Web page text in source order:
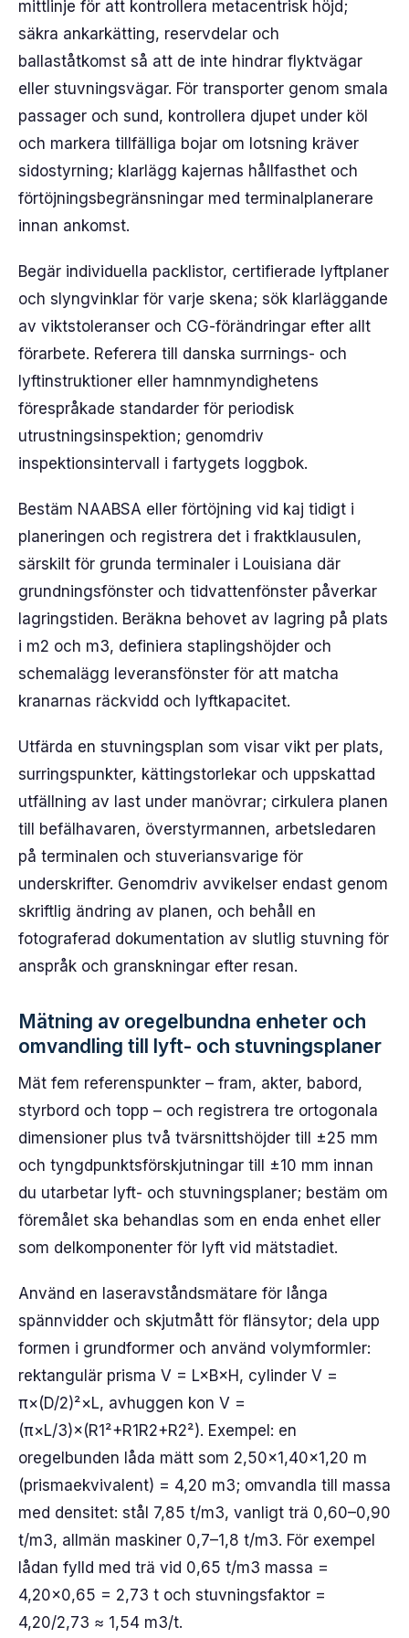
mittlinje för att kontrollera metacentrisk höjd;
säkra ankarkätting, reservdelar och
ballaståtkomst så att de inte hindrar flyktvägar
eller stuvningsvägar. För transporter genom smala
passager och sund, kontrollera djupet under köl
och markera tillfälliga bojar om lotsning kräver
sidostyrning; klarlägg kajernas hållfasthet och
förtöjningsbegränsningar med terminalplanerare
innan ankomst.
Begär individuella packlistor, certifierade lyftplaner
och slyngvinklar för varje skena; sök klarläggande
av viktstoleranser och CG-förändringar efter allt
förarbete. Referera till danska surrnings- och
lyftinstruktioner eller hamnmyndighetens
förespråkade standarder för periodisk
utrustningsinspektion; genomdriv
inspektionsintervall i fartygets loggbok.
Bestäm NAABSA eller förtöjning vid kaj tidigt i
planeringen och registrera det i fraktklausulen,
särskilt för grunda terminaler i Louisiana där
grundningsfönster och tidvattenfönster påverkar
lagringstiden. Beräkna behovet av lagring på plats
i m2 och m3, definiera staplingshöjder och
schemalägg leveransfönster för att matcha
kranarnas räckvidd och lyftkapacitet.
Utfärda en stuvningsplan som visar vikt per plats,
surringspunkter, kättingstorlekar och uppskattad
utfällning av last under manövrar; cirkulera planen
till befälhavaren, överstyrmannen, arbetsledaren
på terminalen och stuveriansvarige för
underskrifter. Genomdriv avvikelser endast genom
skriftlig ändring av planen, och behåll en
fotograferad dokumentation av slutlig stuvning för
anspråk och granskningar efter resan.
Mätning av oregelbundna enheter och
omvandling till lyft- och stuvningsplaner
Mät fem referenspunkter – fram, akter, babord,
styrbord och topp – och registrera tre ortogonala
dimensioner plus två tvärsnittshöjder till ±25 mm
och tyngdpunktsförskjutningar till ±10 mm innan
du utarbetar lyft- och stuvningsplaner; bestäm om
föremålet ska behandlas som en enda enhet eller
som delkomponenter för lyft vid mätstadiet.
Använd en laseravståndsmätare för långa
spännvidder och skjutmått för flänsytor; dela upp
formen i grundformer och använd volymformler:
rektangulär prisma V = L×B×H, cylinder V =
π×(D/2)²×L, avhuggen kon V =
(π×L/3)×(R1²+R1R2+R2²). Exempel: en
oregelbunden låda mätt som 2,50×1,40×1,20 m
(prismaekvivalent) = 4,20 m3; omvandla till massa
med densitet: stål 7,85 t/m3, vanligt trä 0,60–0,90
t/m3, allmän maskiner 0,7–1,8 t/m3. För exempel
lådan fylld med trä vid 0,65 t/m3 massa =
4,20×0,65 = 2,73 t och stuvningsfaktor =
4,20/2,73 ≈ 1,54 m3/t.